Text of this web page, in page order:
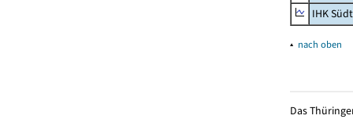
IHK
▴ nach oben
Das